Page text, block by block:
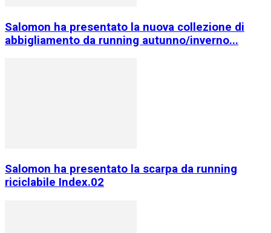
Salomon ha presentato la nuova collezione di
abbigliamento da running autunno/inverno...
Salomon ha presentato la scarpa da running
riciclabile Index.02